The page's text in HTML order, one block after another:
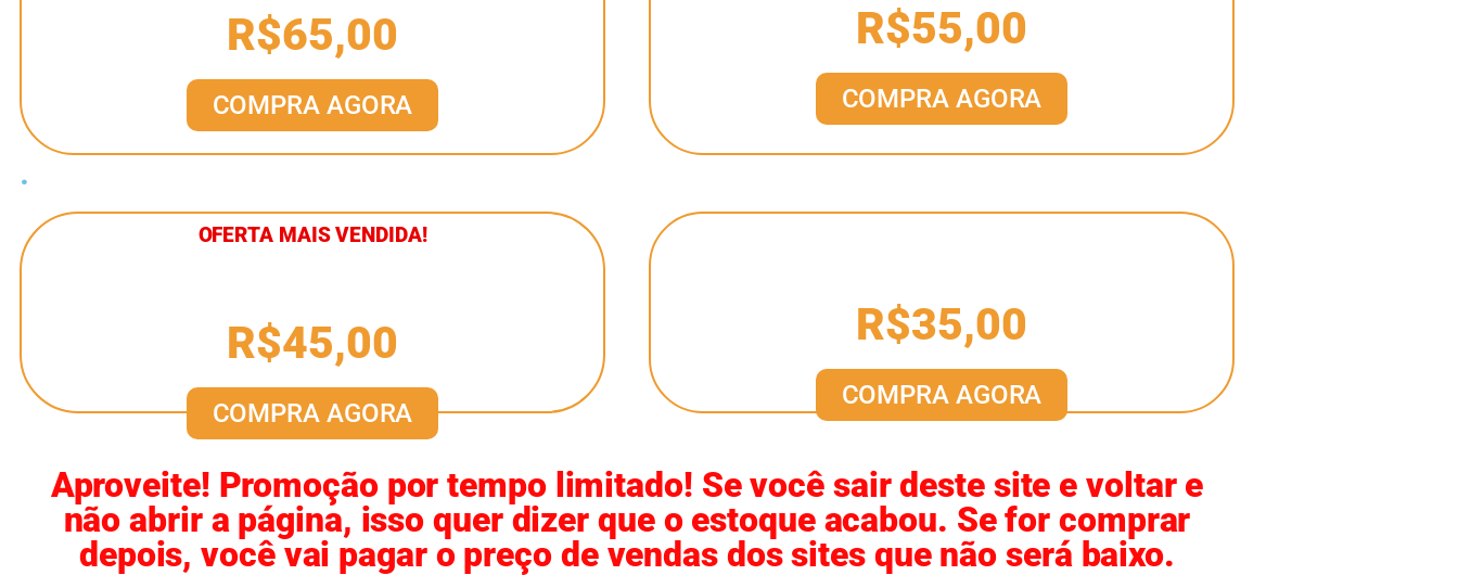
R$65,00
COMPRA AGORA
R$55,00
COMPRA AGORA
.
OFERTA MAIS VENDIDA!
R$45,00
COMPRA AGORA
R$35,00
COMPRA AGORA
Aproveite! Promoção por tempo limitado! Se você sair deste site e voltar e
não abrir a página, isso quer dizer que o estoque acabou. Se for comprar
depois, você vai pagar o preço de vendas dos sites que não será baixo.